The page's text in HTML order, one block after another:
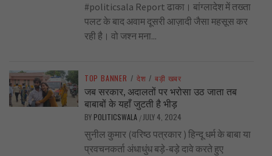
#politicsala Report ढाका। बांग्लादेश में तख्ता
पलट के बाद अवाम दूसरी आज़ादी जैसा महसूस कर
रही है। वो जश्न मना...
TOP BANNER / देश / बड़ी खबर
जब सरकार, अदालतों पर भरोसा उठ जाता तब
बाबाबों के यहाँ जुटती है भीड़
BY POLITICSWALA / JULY 4, 2024
सुनील कुमार (वरिष्ठ पत्रकार ) हिन्दू धर्म के बाबा या
प्रवचनकर्ता अंधाधुंध बड़े-बड़े दावे करते हुए